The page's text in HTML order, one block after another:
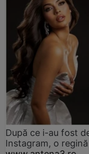
După ce i-au fost
Instagram, o